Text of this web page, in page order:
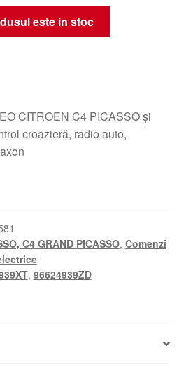
este in stoc
CITROEN C4 PICASSO și
croazieră, radio auto,
C4 GRAND PICASSO, Comenzi
, 96624939ZD